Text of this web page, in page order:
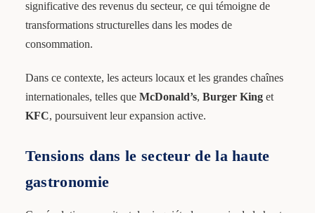
significative des revenus du secteur, ce qui témoigne de
transformations structurelles dans les modes de
consommation.
Dans ce contexte, les acteurs locaux et les grandes chaînes
internationales, telles que McDonald’s, Burger Kinget
KFC, poursuivent leur expansion active.
Tensions dans le secteur de la haute
gastronomie